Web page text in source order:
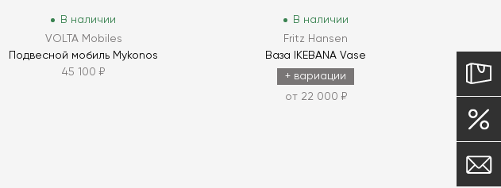
В наличии
VOLTA Mobiles
Подвесной мобиль Mykonos
45 100 ₽
В наличии
Fritz Hansen
Ваза IKEBANA Vase
+ вариации
от 22 000 ₽